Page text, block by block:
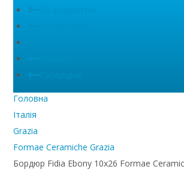
Головна
Італія
Grazia
Formae Ceramiche Grazia
Бордюр Fidia Ebony 10x26 Formae